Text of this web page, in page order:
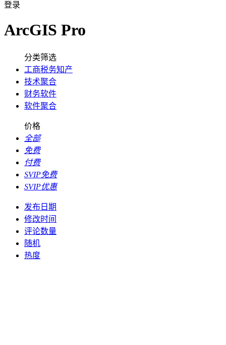
登录
ArcGIS Pro
分类筛选
工商税务知产
技术聚合
财务软件
软件聚合
价格
全部
免费
付费
SVIP免费
SVIP优惠
发布日期
修改时间
评论数量
随机
热度